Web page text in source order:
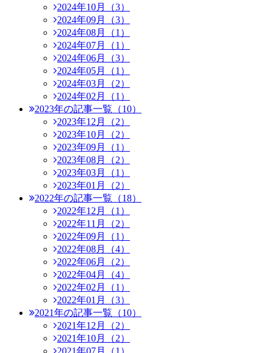
2024年10月（3）
2024年09月（3）
2024年08月（1）
2024年07月（1）
2024年06月（3）
2024年05月（1）
2024年03月（2）
2024年02月（1）
2023年の記事一覧（10）
2023年12月（2）
2023年10月（2）
2023年09月（1）
2023年08月（2）
2023年03月（1）
2023年01月（2）
2022年の記事一覧（18）
2022年12月（1）
2022年11月（2）
2022年09月（1）
2022年08月（4）
2022年06月（2）
2022年04月（4）
2022年02月（1）
2022年01月（3）
2021年の記事一覧（10）
2021年12月（2）
2021年10月（2）
2021年07月（1）